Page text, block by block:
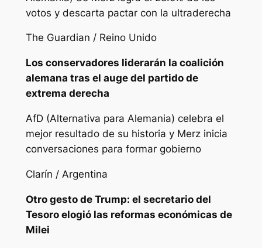
votos y descarta pactar con la ultraderecha
The Guardian / Reino Unido
Los conservadores liderarán la coalición
alemana tras el auge del partido de
extrema derecha
AfD (Alternativa para Alemania) celebra el
mejor resultado de su historia y Merz inicia
conversaciones para formar gobierno
Clarín / Argentina
Otro gesto de Trump: el secretario del
Tesoro elogió las reformas económicas de
Milei